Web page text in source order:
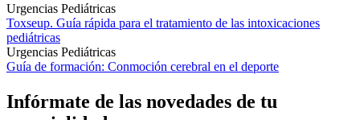
Urgencias Pediátricas
Toxseup. Guía rápida para el tratamiento de las intoxicaciones
pediátricas
Urgencias Pediátricas
Guía de formación: Conmoción cerebral en el deporte
Infórmate de las novedades de tu